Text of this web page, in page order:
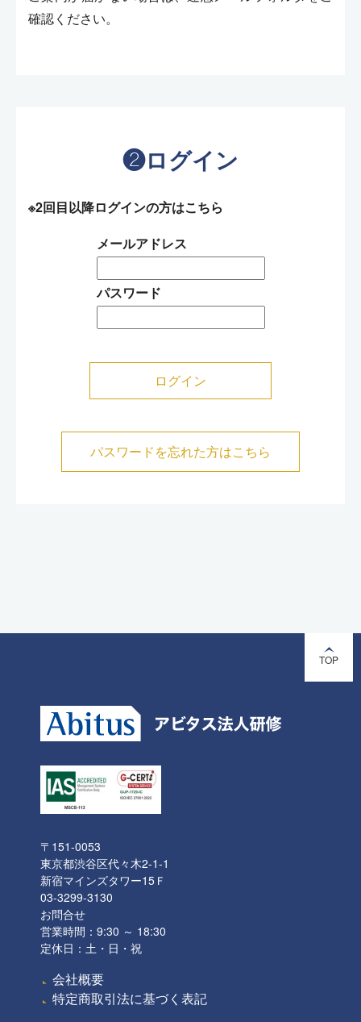
確認ください。
❷ログイン
※2回目以降ログインの方はこちら
メールアドレス
パスワード
パスワードを忘れた方はこちら
TOP
〒151-0053
東京都渋谷区代々木2-1-1
新宿マインズタワー15Ｆ
03-3299-3130
お問合せ
営業時間：9:30 ～ 18:30
定休日：土・日・祝
会社概要
特定商取引法に基づく表記